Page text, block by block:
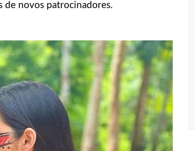
de novos patrocinadores.